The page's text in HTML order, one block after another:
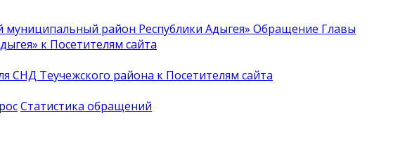
район Республики Адыгея» Обращение Главы
к Посетителям сайта
СНД Теучежского района к Посетителям сайта
Статистика обращений